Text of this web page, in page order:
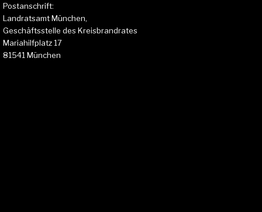
Postanschrift:
Landratsamt München,
Geschäftsstelle des Kreisbrandrates
Mariahilfplatz 17
81541 München